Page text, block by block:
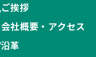
ご挨拶
会社概要・アクセス
沿革